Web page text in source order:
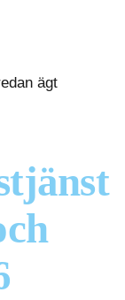
ägt